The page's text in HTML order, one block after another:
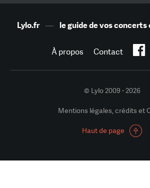
Lylo.fr— le guide de vos concerts
À propos Contact
© Lylo 2009 - 2026
Mentions légales, crédits et
Haut de page